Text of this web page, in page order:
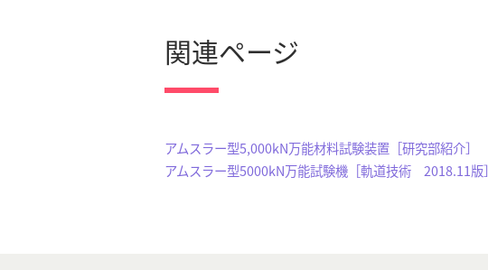
関連ページ
アムスラー型5,000kN万能材料試験装置［研究部紹介］
アムスラー型5000kN万能試験機［軌道技術 2018.11版］